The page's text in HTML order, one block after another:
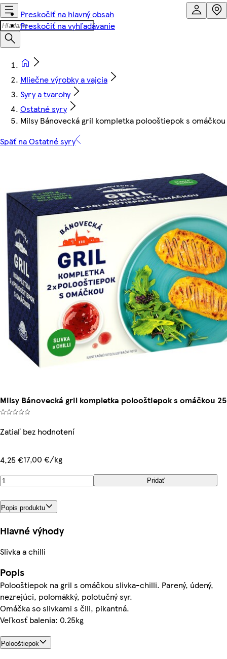
Preskočiť na hlavný obsah
Preskočiť na vyhľadávanie
Mliečne výrobky a vajcia
Syry a tvarohy
Ostatné syry
Milsy Bánovecká gril kompletka polooštiepok s omáčkou
Späť na Ostatné syry
Milsy Bánovecká gril kompletka polooštiepok s omáčkou
Zatiaľ bez hodnotení
4,25 €17,00 €/kg
Pridať
Popis produktu
Hlavné výhody
Slivka a chilli
Popis
Polooštiepok na gril s omáčkou slivka-chilli. Parený, údený,
nezrejúci, polomäkký, polotučný syr.
Omáčka so slivkami s čili, pikantná.
Veľkosť balenia: 0.25kg
Polooštiepok